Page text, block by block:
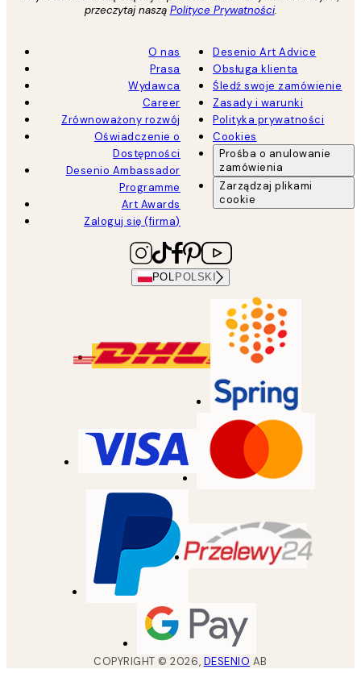
przeczytaj naszą Polityce Prywatności.
O nas
Prasa
Wydawca
Career
Zrównoważony rozwój
Oświadczenie o
Dostępności
Desenio Ambassador
Programme
Art Awards
Zaloguj się (firma)
Desenio Art Advice
Obsługa klienta
Śledź swoje zamówienie
Zasady i warunki
Polityka prywatności
Cookies
Prośba o anulowanie
zamówienia
Zarządzaj plikami
cookie
POL POLSKI
COPYRIGHT ©2026, DESENIO AB